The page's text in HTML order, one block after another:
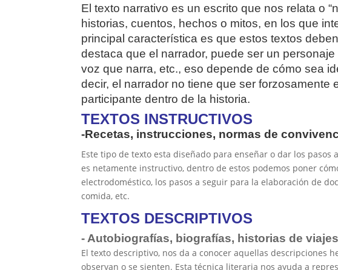
El texto narrativo es un escrito que nos relata o
historias, cuentos, hechos o mitos, en los que
principal característica es que estos textos
destaca que el narrador, puede ser un
voz que narra, etc., eso depende de cómo sea
decir, el narrador no tiene que ser forzosamente
participante dentro de la historia.
TEXTOS INSTRUCTIVOS
-Recetas, instrucciones, normas de
Este tipo de texto esta diseñado para enseñar o dar los
es netamente instructivo, dentro de estos podemos poner
electrodoméstico, los pasos a seguir para la elaboración de
comida, etc.
TEXTOS DESCRIPTIVOS
- Autobiografías, biografías, historias de
El texto descriptivo, nos da a conocer aquellas descripciones
observan o se sienten. Esta técnica literaria nos ayuda a